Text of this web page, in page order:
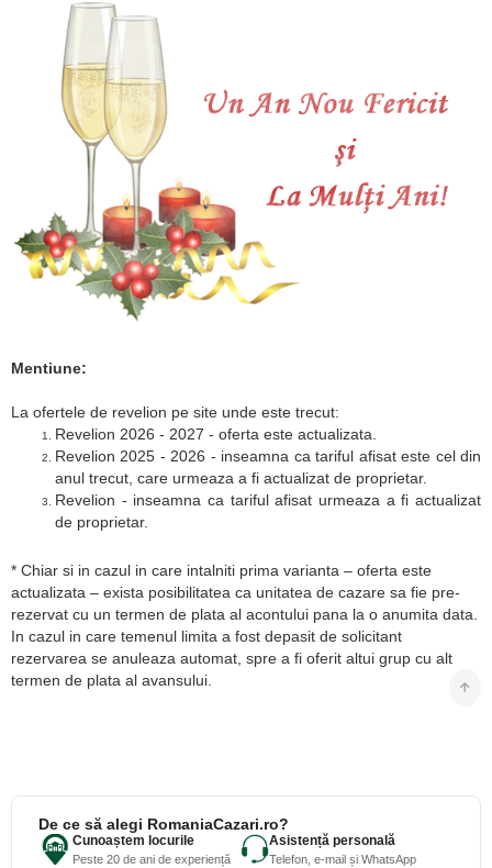
Mentiune:
La ofertele de revelion pe site unde este trecut:
Revelion 2026 - 2027 - oferta este actualizata.
Revelion 2025 - 2026 - inseamna ca tariful afisat este cel din
anul trecut, care urmeaza a fi actualizat de proprietar.
Revelion - inseamna ca tariful afisat urmeaza a fi actualizat
de proprietar.
* Chiar si in cazul in care intalniti prima varianta – oferta este
actualizata – exista posibilitatea ca unitatea de cazare sa fie pre-
rezervat cu un termen de plata al acontului pana la o anumita data.
In cazul in care temenul limita a fost depasit de solicitant
rezervarea se anuleaza automat, spre a fi oferit altui grup cu alt
termen de plata al avansului.
De ce să alegi RomaniaCazari.ro?
Cunoaștem locurile
Peste 20 de ani de experiență
Asistență personală
Telefon, e-mail și WhatsApp